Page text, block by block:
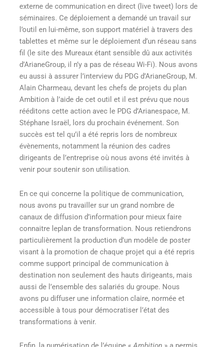
externe de communication en direct (live tweet) lors de
séminaires. Ce déploiement a demandé un travail sur
l’outil en lui-même, son support matériel à travers des
tablettes et même sur le déploiement d’un réseau sans
fil (le site des Mureaux étant sensible dû aux activités
d’ArianeGroup, il n’y a pas de réseau Wi-Fi). Nous avons
eu aussi à assurer l’interview du PDG d’ArianeGroup, M.
Alain Charmeau, devant les chefs de projets du plan
Ambition à l’aide de cet outil et il est prévu que nous
rééditons cette action avec le PDG d’Arianespace, M.
Stéphane Israël, lors du prochain événement. Son
succès est tel qu’il a été repris lors de nombreux
évènements, notamment la réunion des cadres
dirigeants de l’entreprise où nous avons été invités à
venir pour soutenir son utilisation.
En ce qui concerne la politique de communication,
nous avons pu travailler sur un grand nombre de
canaux de diffusion d’information pour mieux faire
connaitre leplan de transformation. Nous retiendrons
particulièrement la production d’un modèle de poster
visant à la promotion de chaque projet qui a été repris
comme support principal de communication à
destination non seulement des hauts dirigeants, mais
aussi de l’ensemble des salariés du groupe. Nous
avons pu diffuser une information claire, normée et
accessible à tous pour démocratiser l’état des
transformations à venir.